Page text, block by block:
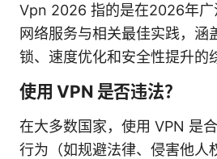
Vpn 2026 指的是在2026年广
网络服务与相关最佳实践，涵
锁、速度优化和安全性提升的
使用 VPN 是否违法？
在大多数国家，使用 VPN 是
行为（如规避法律、侵害他人